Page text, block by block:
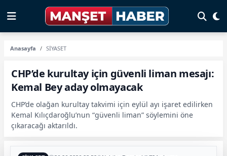
Anasayfa SİYASET
CHP’de kurultay için güvenli liman mesajı:
Kemal Bey aday olmayacak
CHP’de olağan kurultay takvimi için eylül ayı işaret edilirken
Kemal Kılıçdaroğlu’nun “güvenli liman” söylemini öne
çıkaracağı aktarıldı.